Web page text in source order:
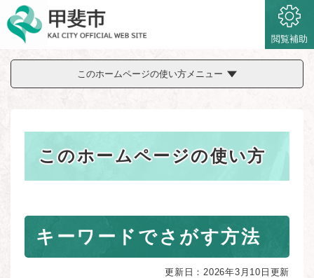
ー
メニューを飛ばして本文へ
閲覧補助
このホームページの使い方メニュー
このホームページの使い方
キーワードでさがす方法
更新日：2026年3月10日更新